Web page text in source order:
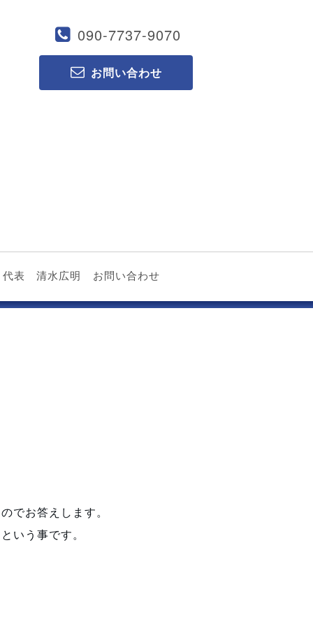
090-7737-9070
お問い合わせ
代表 清水広明 お問い合わせ
でお答えします。
いう事です。